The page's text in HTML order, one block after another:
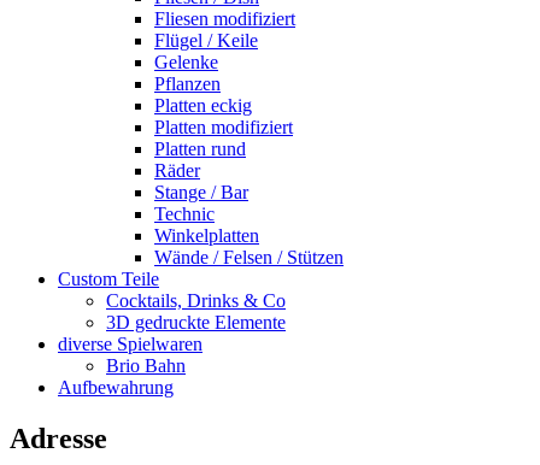
Fliesen modifiziert
Flügel / Keile
Gelenke
Pflanzen
Platten eckig
Platten modifiziert
Platten rund
Räder
Stange / Bar
Technic
Winkelplatten
Wände / Felsen / Stützen
Custom Teile
Cocktails, Drinks & Co
3D gedruckte Elemente
diverse Spielwaren
Brio Bahn
Aufbewahrung
Adresse